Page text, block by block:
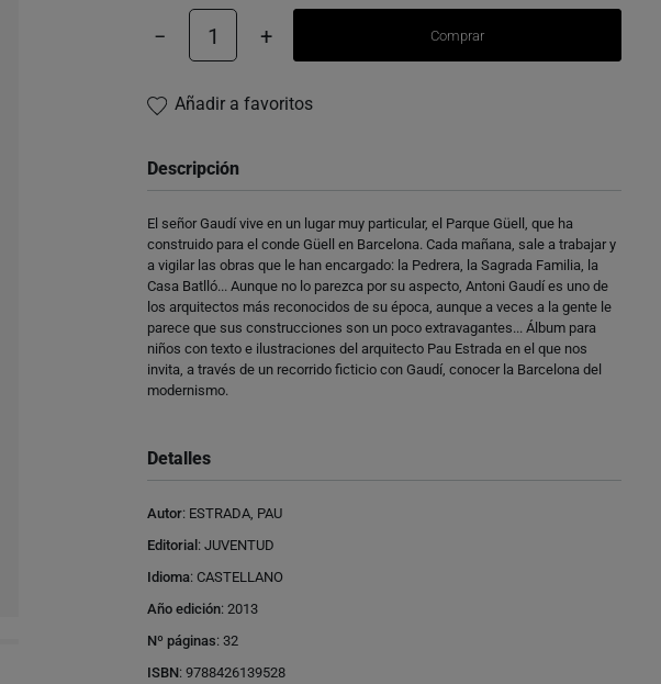
− 1 + Comprar
Añadir a favoritos
Descripción
El señor Gaudí vive en un lugar muy particular, el Parque Güell, que ha
construido para el conde Güell en Barcelona. Cada mañana, sale a trabajar y
a vigilar las obras que le han encargado: la Pedrera, la Sagrada Familia, la
Casa Batlló... Aunque no lo parezca por su aspecto, Antoni Gaudí es uno de
los arquitectos más reconocidos de su época, aunque a veces a la gente le
parece que sus construcciones son un poco extravagantes... Álbum para
niños con texto e ilustraciones del arquitecto Pau Estrada en el que nos
invita, a través de un recorrido ficticio con Gaudí, conocer la Barcelona del
modernismo.
Detalles
Autor: ESTRADA, PAU
Editorial: JUVENTUD
Idioma: CASTELLANO
Año edición: 2013
Nº páginas: 32
ISBN: 9788426139528